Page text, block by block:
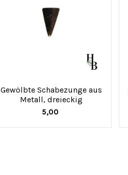
Gewölbte Schabezunge aus
Metall, dreieckig
5,00